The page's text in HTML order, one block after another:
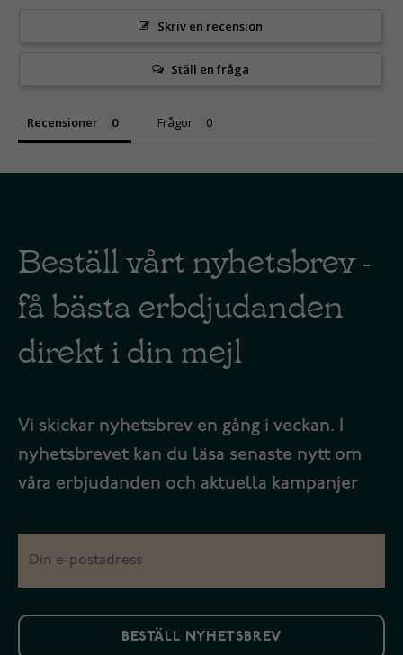
Skriv en recension
Ställ en fråga
Recensioner Frågor
Beställ vårt nyhetsbrev -
få bästa erbdjudanden
direkt i din mejl
Vi skickar nyhetsbrev en gång i veckan. I
nyhetsbrevet kan du läsa senaste nytt om
våra erbjudanden och aktuella kampanjer
BESTÄLL NYHETSBREV